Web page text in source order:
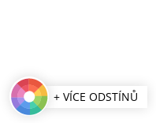
+ VÍCE ODSTÍNŮ